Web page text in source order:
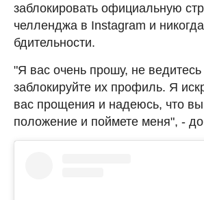
заблокировать официальную
челленджа в Instagram и
бдительности.
"Я вас очень прошу, не
заблокируйте их профиль. Я
вас прощения и надеюсь, что
положение и поймете меня", -